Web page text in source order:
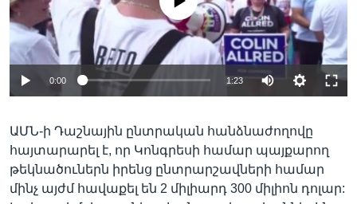
Լեզուներ
0:00 1:23
ԱՄՆ-ի Դաշնային ընտրական հանձնաժողովը
հայտարարել է, որ Կոնգրեսի համար պայքարող
թեկնածուներն իրենց ընտրարշավների համար
մինչ այժմ հավաքել են 2 միլիարդ 300 միլիոն դոլար: